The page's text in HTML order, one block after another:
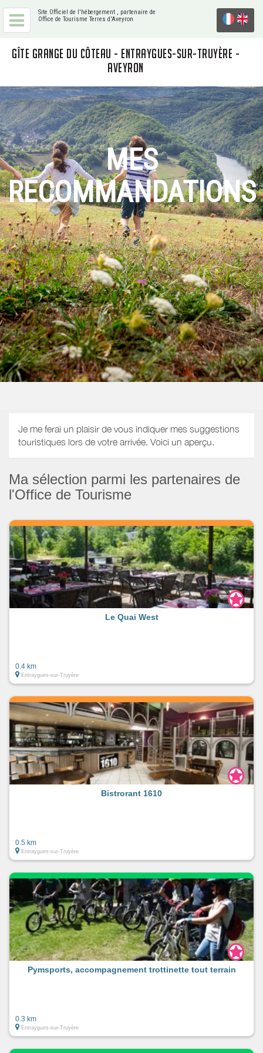
Site Officiel de l'hébergement , partenaire de
Office de Tourisme Terres d'Aveyron
GÎTE GRANGE DU CÔTEAU - ENTRAYGUES-SUR-TRUYÈRE -
AVEYRON
MES
RECOMMANDATIONS
Je me ferai un plaisir de vous indiquer mes suggestions
touristiques lors de votre arrivée. Voici un aperçu.
Ma sélection parmi les partenaires de
l'Office de Tourisme
Le Quai West
0.4 km
Entraygues-sur-Truyère
Bistrorant 1610
0.5 km
Entraygues-sur-Truyère
Pymsports, accompagnement trottinette tout terrain
0.3 km
Entraygues-sur-Truyère